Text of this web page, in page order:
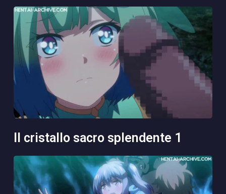
il cristallo sacro splendente 1